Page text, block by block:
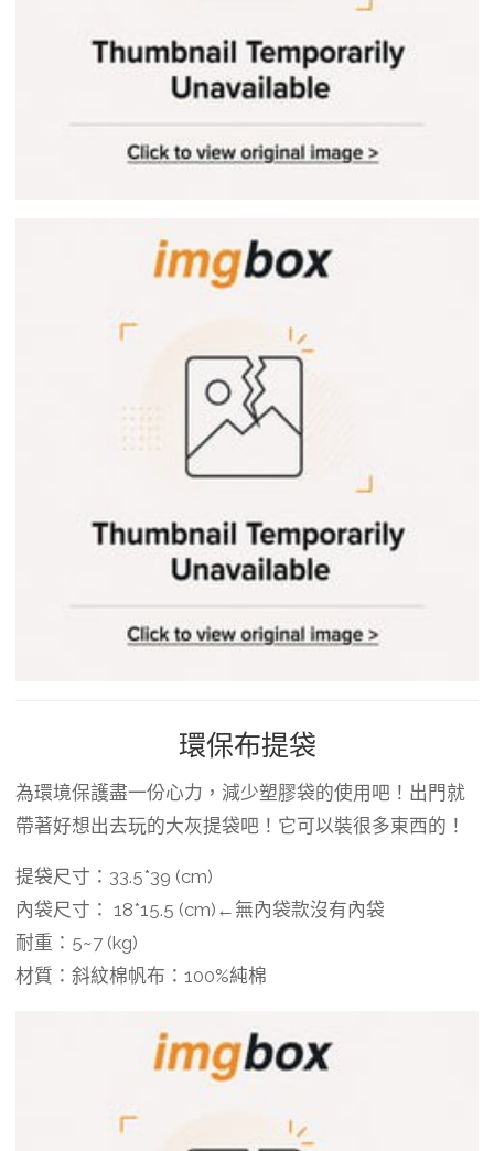
環保布提袋
為環境保護盡一份心力，減少塑膠袋的使用吧！出門就
帶著好想出去玩的大灰提袋吧！它可以裝很多東西的！
提袋尺寸：33.5*39 (cm)
內袋尺寸： 18*15.5 (cm)←無內袋款沒有內袋
耐重：5~7 (kg)
材質：斜紋棉帆布：100%純棉